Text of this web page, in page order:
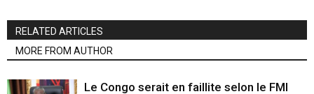
RELATED ARTICLES
MORE FROM AUTHOR
Le Congo serait en faillite selon le FMI